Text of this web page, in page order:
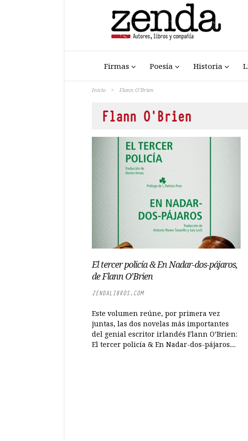
Firmas Poesía Historia
Inicio > Flann O’Brien
Flann O’Brien
El tercer policía & En Nadar-dos-pájaros,
de Flann O’Brien
ZENDALIBROS.COM
Este volumen reúne, por primera vez
juntas, las dos novelas más importantes
del genial escritor irlandés Flann O’Brien:
El tercer policía & En Nadar-dos-pájaros....